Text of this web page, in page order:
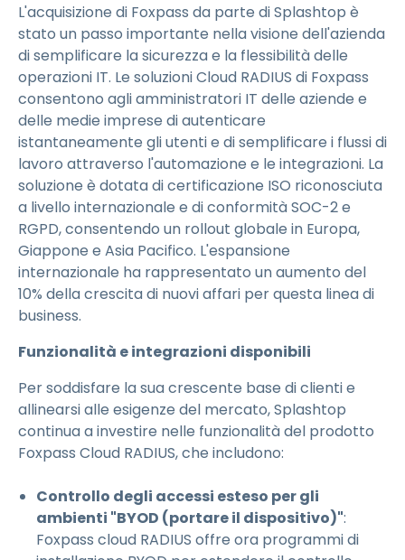
L'acquisizione di Foxpass da parte di Splashtop è
stato un passo importante nella visione dell'azienda
di semplificare la sicurezza e la flessibilità delle
operazioni IT. Le soluzioni Cloud RADIUS di Foxpass
consentono agli amministratori IT delle aziende e
delle medie imprese di autenticare
istantaneamente gli utenti e di semplificare i flussi di
lavoro attraverso l'automazione e le integrazioni. La
soluzione è dotata di certificazione ISO riconosciuta
a livello internazionale e di conformità SOC-2 e
RGPD, consentendo un rollout globale in Europa,
Giappone e Asia Pacifico. L'espansione
internazionale ha rappresentato un aumento del
10% della crescita di nuovi affari per questa linea di
business.
Funzionalità e integrazioni disponibili
Per soddisfare la sua crescente base di clienti e
allinearsi alle esigenze del mercato, Splashtop
continua a investire nelle funzionalità del prodotto
Foxpass Cloud RADIUS, che includono:
Controllo degli accessi esteso per gli
ambienti "BYOD (portare il dispositivo)":
Foxpass cloud RADIUS offre ora programmi di